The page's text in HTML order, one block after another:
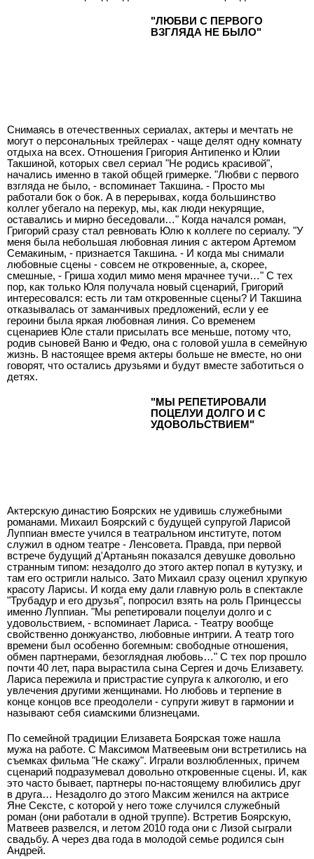
"ЛЮБВИ С ПЕРВОГО
ВЗГЛЯДА НЕ БЫЛО"
Снимаясь в отечественных сериалах, актеры и мечтать не
могут о персональных трейлерах - чаще делят одну комнату
отдыха на всех. Отношения Григория Антипенко и Юлии
Такшиной, которых свел сериал "Не родись красивой",
начались именно в такой общей гримерке. "Любви с первого
взгляда не было, - вспоминает Такшина. - Просто мы
работали бок о бок. А в перерывах, когда большинство
коллег убегало на перекур, мы, как люди некурящие,
оставались и мирно беседовали…" Когда начался роман,
Григорий сразу стал ревновать Юлю к коллеге по сериалу. "У
меня была небольшая любовная линия с актером Артемом
Семакиным, - признается Такшина. - И когда мы снимали
любовные сцены - совсем не откровенные, а, скорее,
смешные, - Гриша ходил мимо меня мрачнее тучи…" С тех
пор, как только Юля получала новый сценарий, Григорий
интересовался: есть ли там откровенные сцены? И Такшина
отказывалась от заманчивых предложений, если у ее
героини была яркая любовная линия. Со временем
сценариев Юле стали присылать все меньше, потому что,
родив сыновей Ваню и Федю, она с головой ушла в семейную
жизнь. В настоящее время актеры больше не вместе, но они
говорят, что остались друзьями и будут вместе заботиться о
детях.
"МЫ РЕПЕТИРОВАЛИ
ПОЦЕЛУИ ДОЛГО И С
УДОВОЛЬСТВИЕМ"
Актерскую династию Боярских не удивишь служебными
романами. Михаил Боярский с будущей супругой Ларисой
Луппиан вместе учился в театральном институте, потом
служил в одном театре - Ленсовета. Правда, при первой
встрече будущий д'Артаньян показался девушке довольно
странным типом: незадолго до этого актер попал в кутузку, и
там его остригли налысо. Зато Михаил сразу оценил хрупкую
красоту Ларисы. И когда ему дали главную роль в спектакле
"Трубадур и его друзья", попросил взять на роль Принцессы
именно Луппиан. "Мы репетировали поцелуи долго и с
удовольствием, - вспоминает Лариса. - Театру вообще
свойственно донжуанство, любовные интриги. А театр того
времени был особенно богемным: свободные отношения,
обмен партнерами, безоглядная любовь…" С тех пор прошло
почти 40 лет, пара вырастила сына Сергея и дочь Елизавету.
Лариса пережила и пристрастие супруга к алкоголю, и его
увлечения другими женщинами. Но любовь и терпение в
конце концов все преодолели - супруги живут в гармонии и
называют себя сиамскими близнецами.
По семейной традиции Елизавета Боярская тоже нашла
мужа на работе. С Максимом Матвеевым они встретились на
съемках фильма "Не скажу". Играли возлюбленных, причем
сценарий подразумевал довольно откровенные сцены. И, как
это часто бывает, партнеры по-настоящему влюбились друг
в друга… Незадолго до этого Максим женился на актрисе
Яне Сексте, с которой у него тоже случился служебный
роман (они работали в одной труппе). Встретив Боярскую,
Матвеев развелся, и летом 2010 года они с Лизой сыграли
свадьбу. А через два года в молодой семье родился сын
Андрей.